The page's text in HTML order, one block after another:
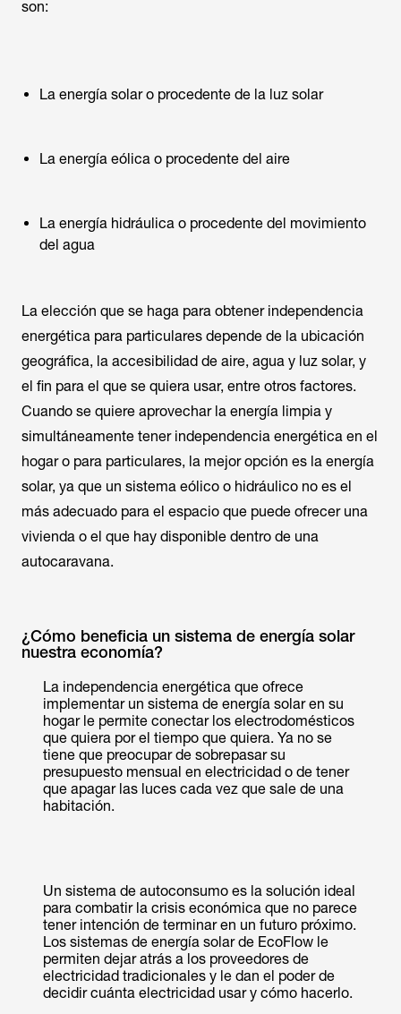
son:
La energía solar o procedente de la luz solar
La energía eólica o procedente del aire
La energía hidráulica o procedente del movimiento
del agua
La elección que se haga para obtener independencia
energética para particulares depende de la ubicación
geográfica, la accesibilidad de aire, agua y luz solar, y
el fin para el que se quiera usar, entre otros factores.
Cuando se quiere aprovechar la energía limpia y
simultáneamente tener independencia energética en el
hogar o para particulares, la mejor opción es la energía
solar, ya que un sistema eólico o hidráulico no es el
más adecuado para el espacio que puede ofrecer una
vivienda o el que hay disponible dentro de una
autocaravana.
¿Cómo beneficia un sistema de energía solar
nuestra economía?
La independencia energética que ofrece
implementar un sistema de energía solar en su
hogar le permite conectar los electrodomésticos
que quiera por el tiempo que quiera. Ya no se
tiene que preocupar de sobrepasar su
presupuesto mensual en electricidad o de tener
que apagar las luces cada vez que sale de una
habitación.
Un sistema de autoconsumo es la solución ideal
para combatir la crisis económica que no parece
tener intención de terminar en un futuro próximo.
Los sistemas de energía solar de EcoFlow le
permiten dejar atrás a los proveedores de
electricidad tradicionales y le dan el poder de
decidir cuánta electricidad usar y cómo hacerlo.